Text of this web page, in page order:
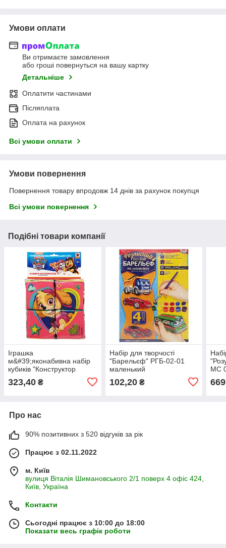
Умови оплати
Ви отримаєте замовлення
або гроші повернуться на вашу картку
Детальніше
Оплатити частинами
Післяплата
Оплата на рахунок
Всі умови оплати
Умови повернення
Повернення товару впродовж 14 днів за рахунок покупця
Всі умови повернення
Подібні товари компанії
Іграшка
м&#39;яконабивна набір
кубиків "Конструктор
090501-10
323,40 ₴
Набір для творчості
"Барельєф" РГБ-02-01
маленький
102,20₴
МС
Про нас
90% позитивних з 520 відгуків за рік
Працює з 02.11.2022
м. Київ
вулиця Віталія Шимановського 2/1 поверх 4 офіс 424,
Київ, Україна
Контакти
Сьогодні працює з 10:00 до 18:00
Показати весь графік роботи